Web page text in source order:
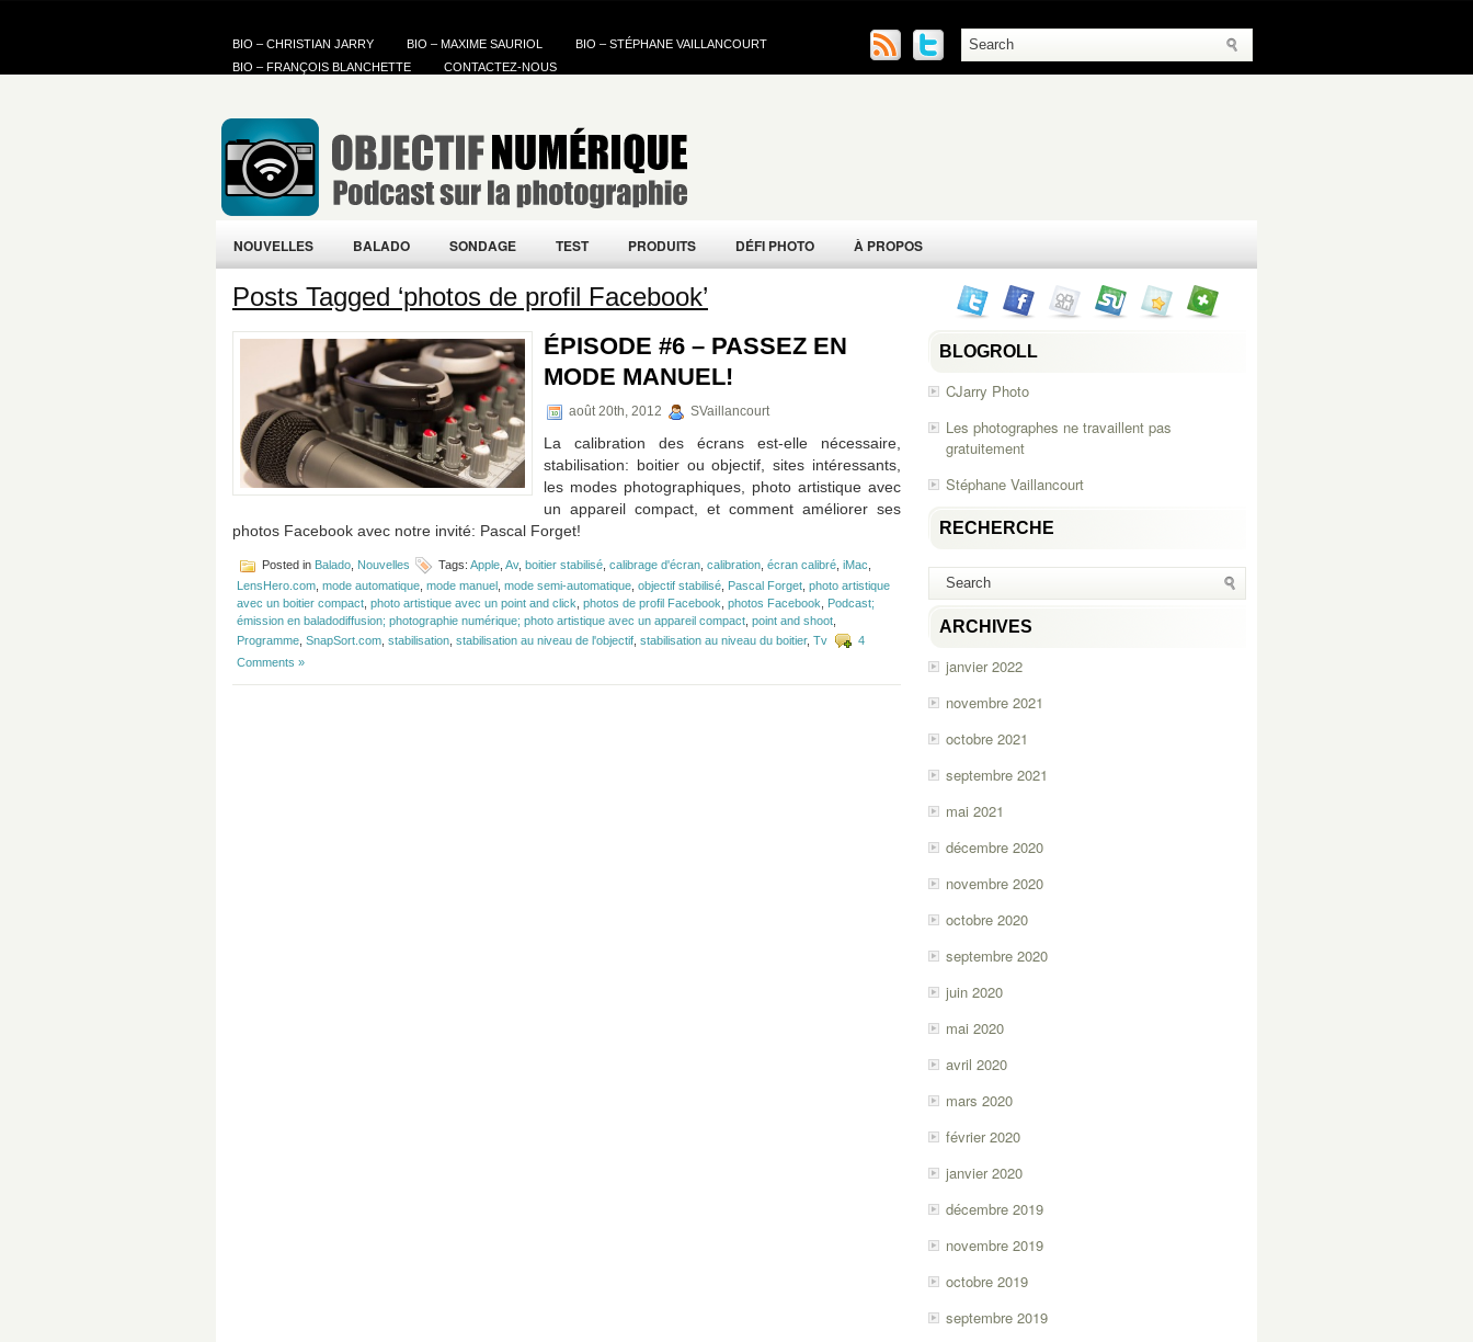
BIO – CHRISTIAN JARRY BIO – MAXIME SAURIOL
BIO – STÉPHANE VAILLANCOURT
BIO – FRANÇOIS BLANCHETTE
CONTACTEZ-NOUS
NOUVELLES BALADO SONDAGE TEST PRODUITS DÉFI PHOTO À PROPOS
Posts Tagged ‘photos de profil Facebook’
ÉPISODE #6 – PASSEZ EN
MODE MANUEL!
août 20th, 2012 SVaillancourt
La calibration des écrans est-elle nécessaire,
stabilisation: boitier ou objectif, sites intéressants,
les modes photographiques, photo artistique avec
un appareil compact, et comment améliorer ses
photos Facebook avec notre invité: Pascal Forget!
Posted in Balado Nouvelles Tags: Apple Av, boitier stabilisé calibrage d'écran calibration écran calibré iMac
LensHero.com mode automatique mode manuel mode semi-automatique objectif stabilisé Pascal Forget photo artistique
avec un boitier compact photo artistique avec un point and click photos de profil Facebook photos Facebook
Podcast;
émission en baladodiffusion; photographie numérique; photo artistique avec un appareil compact point and shoot
Programme SnapSort.com stabilisation stabilisation au niveau de l'objectif stabilisation au niveau du boitier, Tv
4
Comments »
BLOGROLL
CJarry Photo
Les photographes ne travaillent pas
gratuitement
Stéphane Vaillancourt
RECHERCHE
ARCHIVES
janvier 2022
novembre 2021
octobre 2021
septembre 2021
mai 2021
décembre 2020
novembre 2020
octobre 2020
septembre 2020
juin 2020
mai 2020
avril 2020
mars 2020
février 2020
janvier 2020
décembre 2019
novembre 2019
octobre 2019
septembre 2019